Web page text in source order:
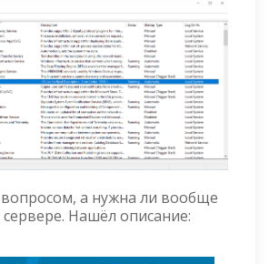
вопросом, а нужна ли вообще
сервере. Нашёл описание: